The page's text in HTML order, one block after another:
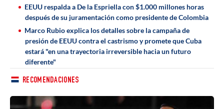
EEUU respalda a De la Espriella con $1.000 millones horas
después de su juramentación como presidente de Colombia
Marco Rubio explica los detalles sobre la campaña de
presión de EEUU contra el castrismo y promete que Cuba
estará "en una trayectoria irreversible hacia un futuro
diferente"
RECOMENDACIONES